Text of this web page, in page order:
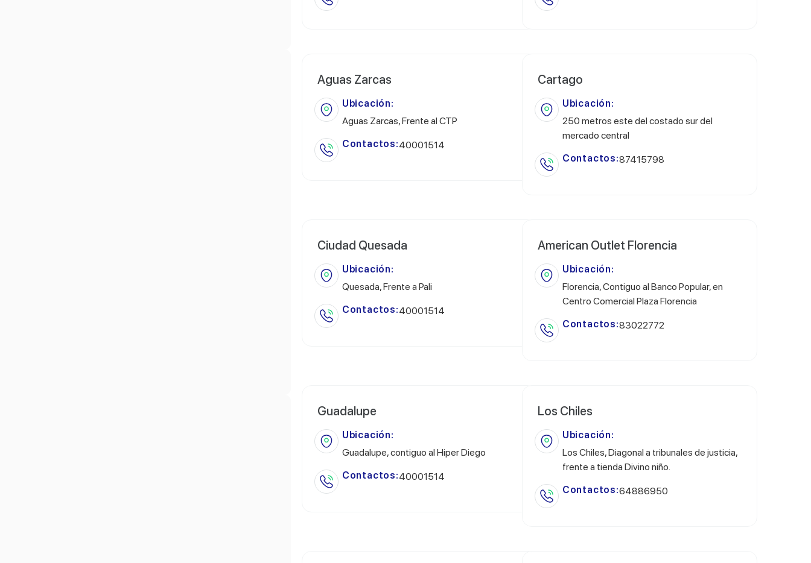
Aguas Zarcas
Ubicación:
Aguas Zarcas, Frente al CTP
Contactos:40001514
Cartago
Ubicación:
250 metros este del costado sur del
mercado central
Contactos:87415798
Ciudad Quesada
Ubicación:
Quesada, Frente a Pali
Contactos:40001514
American Outlet Florencia
Ubicación:
Florencia, Contiguo al Banco Popular, en
Centro Comercial Plaza Florencia
Contactos:83022772
Guadalupe
Ubicación:
Guadalupe, contiguo al Hiper Diego
Contactos:40001514
Los Chiles
Ubicación:
Los Chiles, Diagonal a tribunales de justicia,
frente a tienda Divino niño.
Contactos:64886950